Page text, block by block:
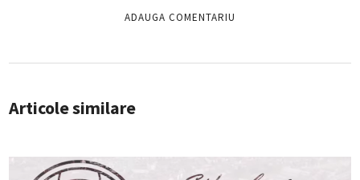
Articole similare